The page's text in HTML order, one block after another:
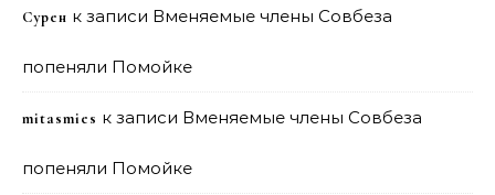
Сурен к записи Вменяемые члены Совбеза
попеняли Помойке
mitasmies к записи Вменяемые члены Совбеза
попеняли Помойке